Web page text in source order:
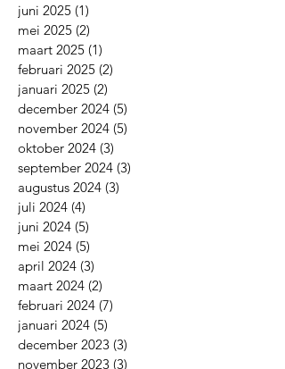
juni 2025 (1)
mei 2025 (2)
maart 2025 (1)
februari 2025 (2)
januari 2025 (2)
december 2024 (5)
november 2024 (5)
oktober 2024 (3)
september 2024 (3)
augustus 2024 (3)
juli 2024 (4)
juni 2024 (5)
mei 2024 (5)
april 2024 (3)
maart 2024 (2)
februari 2024 (7)
januari 2024 (5)
december 2023 (3)
november 2023 (3)